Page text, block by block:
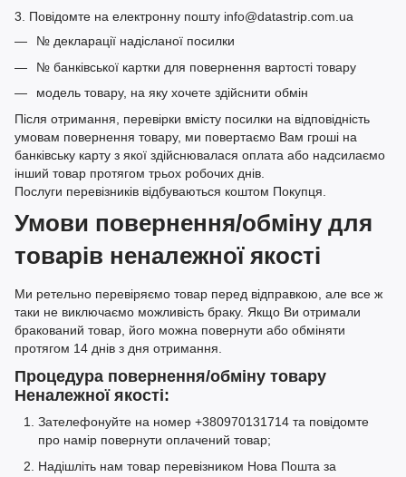
3. Повідомте на електронну пошту info@datastrip.com.ua
№ декларації надісланої посилки
№ банківської картки для повернення вартості товару
модель товару, на яку хочете здійснити обмін
Після отримання, перевірки вмісту посилки на відповідність
умовам повернення товару, ми повертаємо Вам гроші на
банківську карту з якої здійснювалася оплата або надсилаємо
інший товар протягом трьох робочих днів.
Послуги перевізників відбуваються коштом Покупця.
Умови повернення/обміну для
товарів неналежної якості
Ми ретельно перевіряємо товар перед відправкою, але все ж
таки не виключаємо можливість браку. Якщо Ви отримали
бракований товар, його можна повернути або обміняти
протягом 14 днів з дня отримання.
Процедура повернення/обміну товару
Неналежної якості:
Зателефонуйте на номер +380970131714 та повідомте
про намір повернути оплачений товар;
Надішліть нам товар перевізником Нова Пошта за